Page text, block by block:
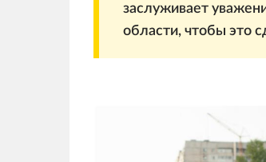
заслуживает
области, чтобы это